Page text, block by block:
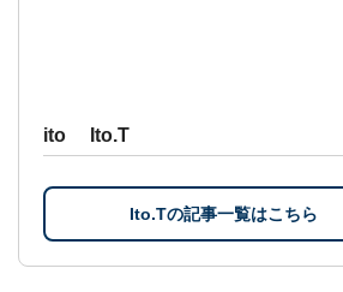
ito Ito.T
Ito.Tの記事一覧はこちら